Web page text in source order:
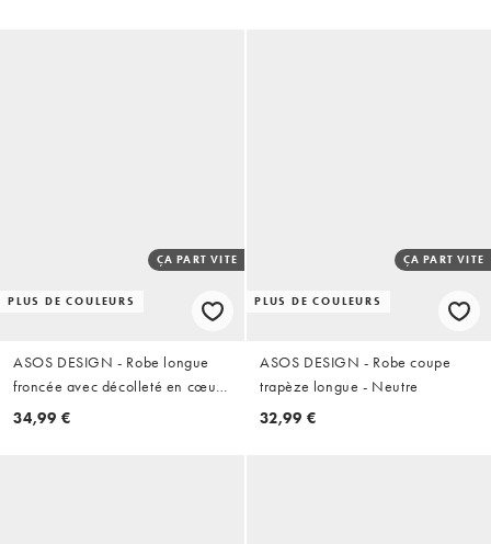
PLUS DE COULEURS
ÇA PART VITE
ASOS DESIGN - Robe longue
froncée avec décolleté en cœur -
Marron
34,99 €
PLUS DE COULEURS
ÇA PART VITE
ASOS DESIGN - Robe coupe
trapèze longue - Neutre
32,99 €